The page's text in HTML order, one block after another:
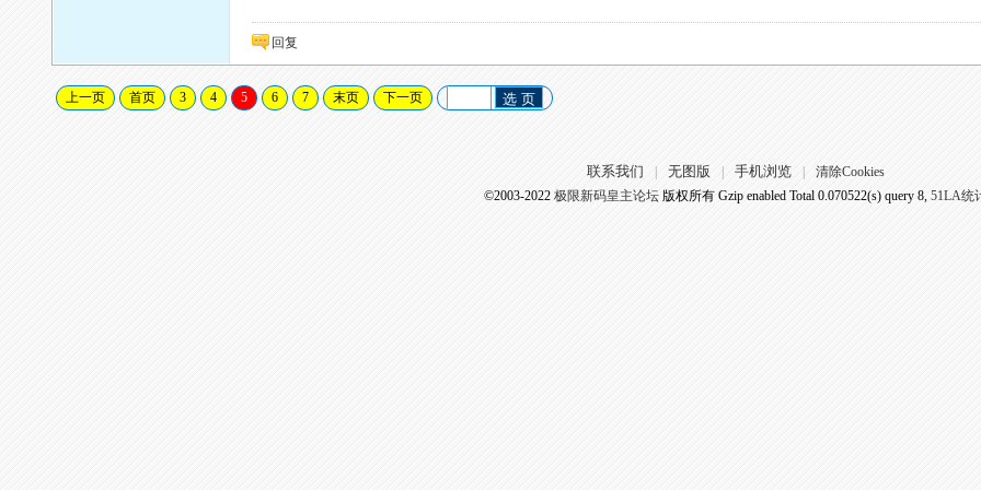
回复
上一页 首页 3 4 5 6 7 末页 下一页 选 页
联系我们 无图版 手机浏览
清除Cookies
©2003-2022 极限新码皇主论坛版权所有 Gzip enabled Total 0.070522(s) query 8, 51LA统